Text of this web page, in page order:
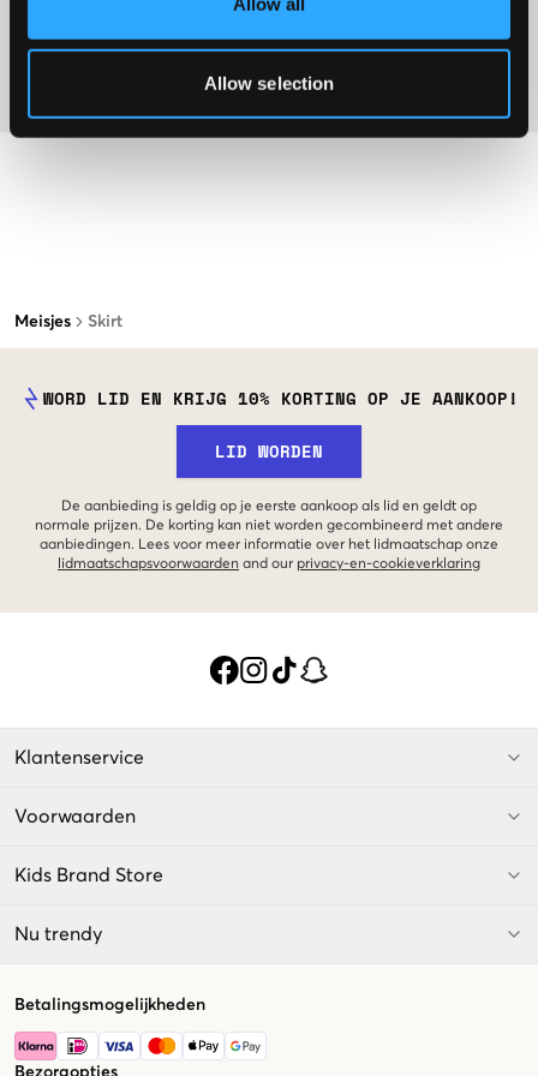
Allow selection
Meisjes Skirt
WORD LID EN KRIJG 10% KORTING OP JE AANKOOP!
LID WORDEN
De aanbieding is geldig op je eerste aankoop als lid en geldt op
normale prijzen. De korting kan niet worden gecombineerd met andere
aanbiedingen. Lees voor meer informatie over het lidmaatschap onze
lidmaatschapsvoorwaarden and our privacy-en-cookieverklaring
Klantenservice
Voorwaarden
Kids Brand Store
Nu trendy
Betalingsmogelijkheden
Bezorgopties